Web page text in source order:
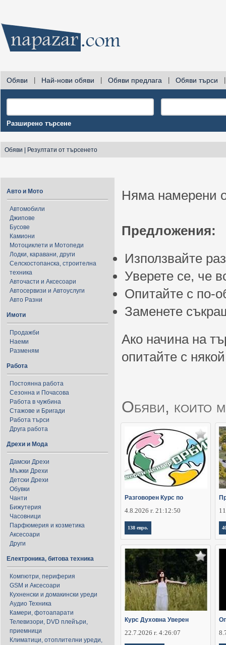
Обяви Най-нови обяви Обяви предлага Обяви търси
Разширено търсене
Обяви Резултати от търсенето
Авто и Мото
Автомобили
Джипове
Бусове
Камиони
Мотоциклети и Мотопеди
Лодки, каравани, други
Селскостопанска, строителна
техника
Авточасти и Аксесоари
Автосервизи и Автоуслуги
Авто Разни
Имоти
Продажби
Наеми
Разменям
Работа
Постоянна работа
Сезонна и Почасова
Работа в чужбина
Стажове и Бригади
Работа търси
Друга работа
Дрехи и Мода
Дамски Дрехи
Мъжки Дрехи
Детски Дрехи
Обувки
Чанти
Бижутерия
Часовници
Парфюмерия и козметика
Аксесоари
Други
Електроника, битова техника
Компютри, периферия
GSM и Аксесоари
Кухненски и домакински уреди
Аудио Техника
Камери, фотоапарати
Телевизори, DVD плейъри,
приемници
Климатици, отоплителни уреди,
Няма намерени
Предложения:
Използвайте
Уверете се, че
Опитайте с по-
Заменете
Ако начина на
опитайте с
Обяви, които
Разговорен Курс по
4.8.2026 г. 21:12:50
138 евро.
Курс Духовна Уверен
22.7.2026 г. 4:26:07